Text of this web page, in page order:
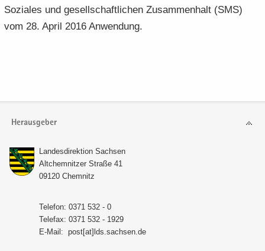
So­zia­les und ge­sell­schaft­li­chen Zu­sam­men­halt (SMS)
vom 28. April 2016 An­wen­dung.
Herausgeber
Lan­des­di­rek­ti­on Sach­sen
Alt­chem­nit­zer Stra­ße 41
09120 Chem­nitz
Te­le­fon: 0371 532 - 0
Te­le­fax: 0371 532 - 1929
E-​Mail: post[at]lds.sach­sen.de